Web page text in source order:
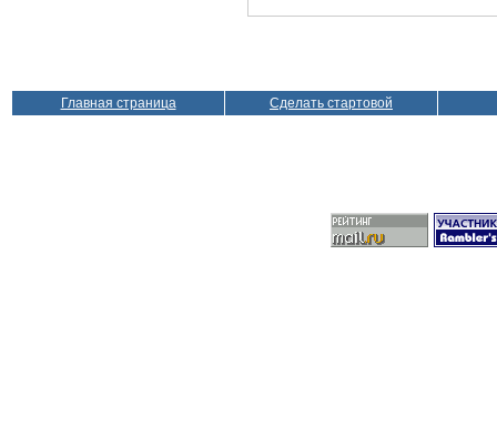
Главная страница Сделать стартовой